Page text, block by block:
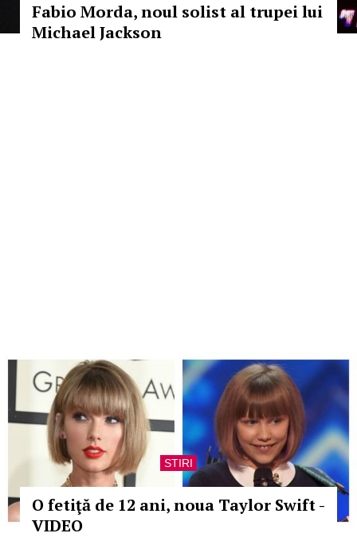
Fabio Morda, noul solist al trupei lui
Michael Jackson
STIRI
O fetiţă de 12 ani, noua Taylor Swift -
VIDEO